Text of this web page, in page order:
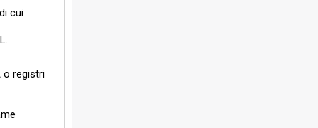
cui
o registri